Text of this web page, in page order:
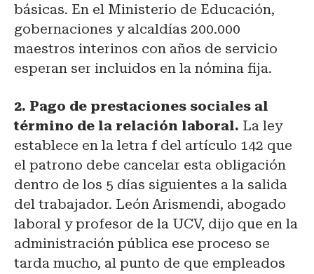
básicas. En el Ministerio de Educación,
gobernaciones y alcaldías 200.000
maestros interinos con años de servicio
esperan ser incluidos en la nómina fija.
2. Pago de prestaciones sociales al
término de la relación laboral. La ley
establece en la letra f del artículo 142 que
el patrono debe cancelar esta obligación
dentro de los 5 días siguientes a la salida
del trabajador. León Arismendi, abogado
laboral y profesor de la UCV, dijo que en la
administración pública ese proceso se
tarda mucho, al punto de que empleados